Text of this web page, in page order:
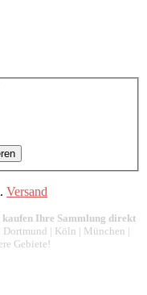
Versand
Ihre Sammlung direkt
Dortmund | Köln | München |
Gebiete!